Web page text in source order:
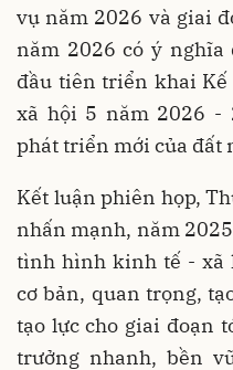
vụ năm 2026 và giai
năm 2026 có ý
đầu tiên triển khai
xã hội 5 năm 2026 -
phát triển mới của đất
Kết luận phiên họp,
nhấn mạnh, năm
tình hình kinh tế - xã
cơ bản, quan trọng,
tạo lực cho giai đoạn
trưởng nhanh, bền